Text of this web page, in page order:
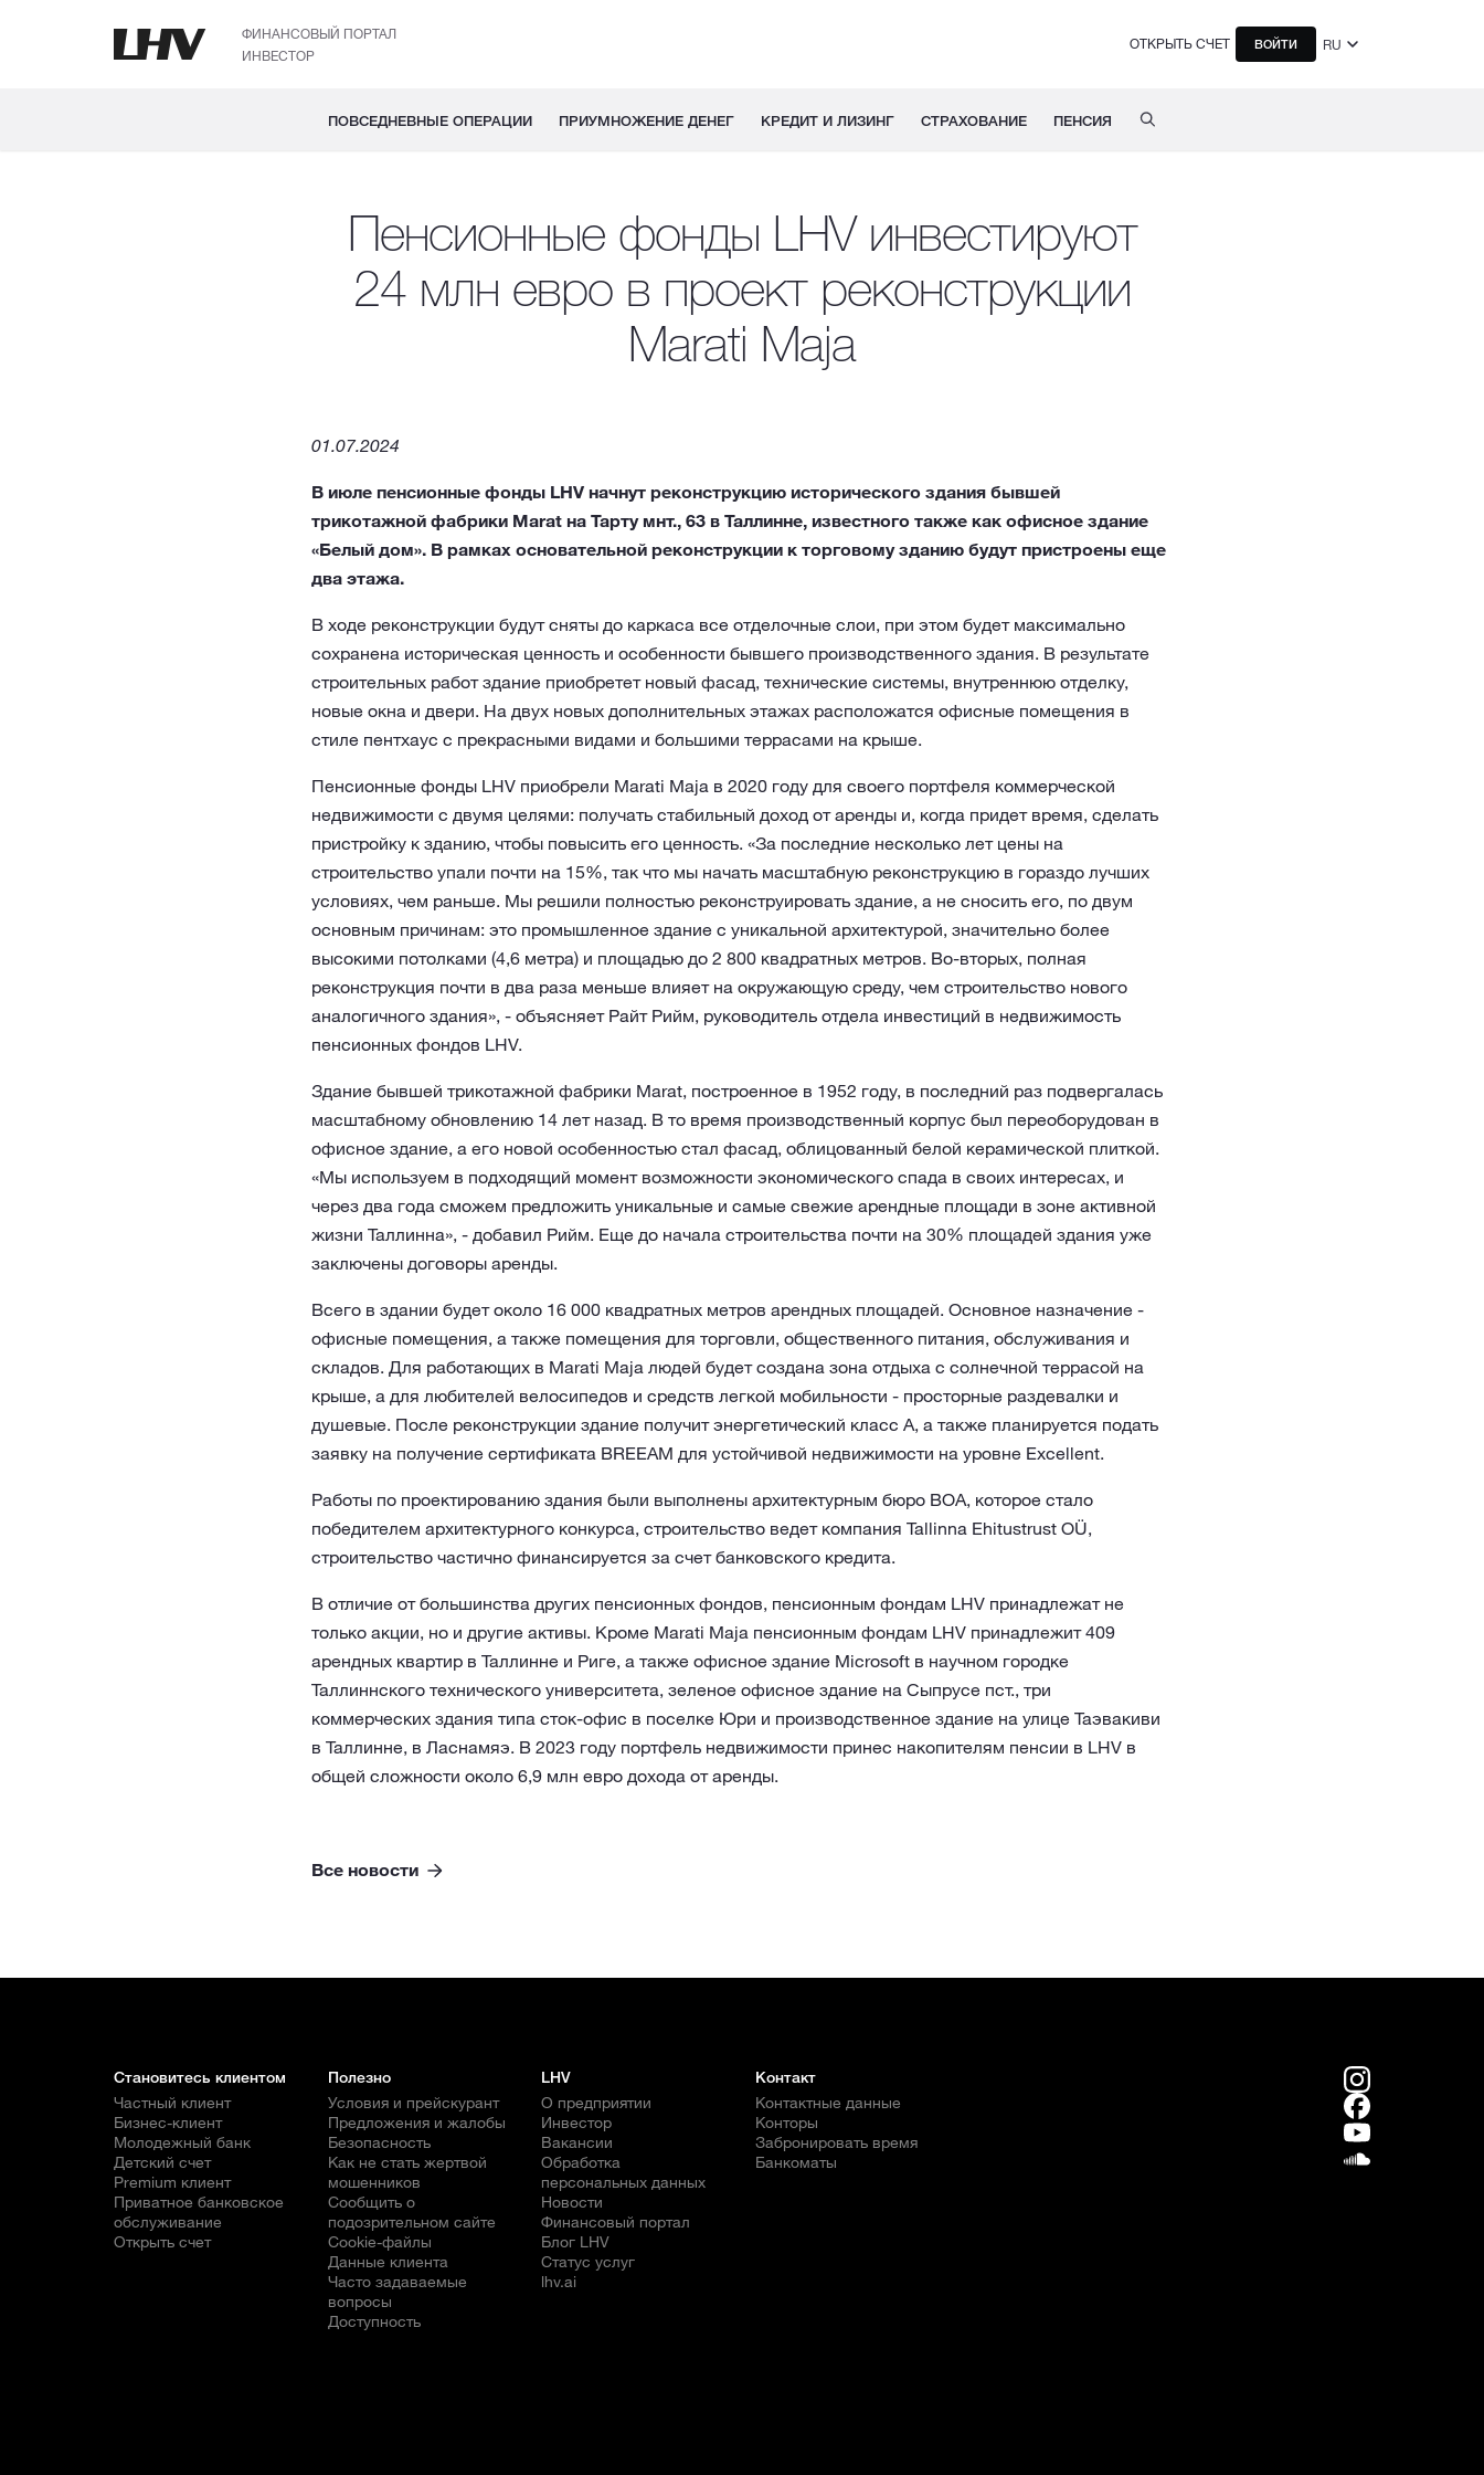
ФИНАНСОВЫЙ ПОРТАЛ
ИНВЕСТОР
ОТКРЫТЬ СЧЕТ ВОЙТИ RU
ПОВСЕДНЕВНЫЕ ОПЕРАЦИИ ПРИУМНОЖЕНИЕ ДЕНЕГ КРЕДИТ И ЛИЗИНГ СТРАХОВАНИЕ ПЕНСИЯ
Пенсионные фонды LHV инвестируют
24 млн евро в проект реконструкции
Marati Maja
01.07.2024
В июле пенсионные фонды LHV начнут реконструкцию исторического здания бывшей
трикотажной фабрики Marat на Тарту мнт., 63 в Таллинне, известного также как офисное здание
«Белый дом». В рамках основательной реконструкции к торговому зданию будут пристроены еще
два этажа.
В ходе реконструкции будут сняты до каркаса все отделочные слои, при этом будет максимально
сохранена историческая ценность и особенности бывшего производственного здания. В результате
строительных работ здание приобретет новый фасад, технические системы, внутреннюю отделку,
новые окна и двери. На двух новых дополнительных этажах расположатся офисные помещения в
стиле пентхаус с прекрасными видами и большими террасами на крыше.
Пенсионные фонды LHV приобрели Marati Maja в 2020 году для своего портфеля коммерческой
недвижимости с двумя целями: получать стабильный доход от аренды и, когда придет время, сделать
пристройку к зданию, чтобы повысить его ценность. «За последние несколько лет цены на
строительство упали почти на 15%, так что мы начать масштабную реконструкцию в гораздо лучших
условиях, чем раньше. Мы решили полностью реконструировать здание, а не сносить его, по двум
основным причинам: это промышленное здание с уникальной архитектурой, значительно более
высокими потолками (4,6 метра) и площадью до 2 800 квадратных метров. Во-вторых, полная
реконструкция почти в два раза меньше влияет на окружающую среду, чем строительство нового
аналогичного здания», - объясняет Райт Рийм, руководитель отдела инвестиций в недвижимость
пенсионных фондов LHV.
Здание бывшей трикотажной фабрики Marat, построенное в 1952 году, в последний раз подвергалась
масштабному обновлению 14 лет назад. В то время производственный корпус был переоборудован в
офисное здание, а его новой особенностью стал фасад, облицованный белой керамической плиткой.
«Мы используем в подходящий момент возможности экономического спада в своих интересах, и
через два года сможем предложить уникальные и самые свежие арендные площади в зоне активной
жизни Таллинна», - добавил Рийм. Еще до начала строительства почти на 30% площадей здания уже
заключены договоры аренды.
Всего в здании будет около 16 000 квадратных метров арендных площадей. Основное назначение -
офисные помещения, а также помещения для торговли, общественного питания, обслуживания и
складов. Для работающих в Marati Maja людей будет создана зона отдыха с солнечной террасой на
крыше, а для любителей велосипедов и средств легкой мобильности - просторные раздевалки и
душевые. После реконструкции здание получит энергетический класс А, а также планируется подать
заявку на получение сертификата BREEAM для устойчивой недвижимости на уровне Excellent.
Работы по проектированию здания были выполнены архитектурным бюро BOA, которое стало
победителем архитектурного конкурса, строительство ведет компания Tallinna Ehitustrust OÜ,
строительство частично финансируется за счет банковского кредита.
В отличие от большинства других пенсионных фондов, пенсионным фондам LHV принадлежат не
только акции, но и другие активы. Кроме Marati Maja пенсионным фондам LHV принадлежит 409
арендных квартир в Таллинне и Риге, а также офисное здание Microsoft в научном городке
Таллиннского технического университета, зеленое офисное здание на Сыпрусе пст., три
коммерческих здания типа сток-офис в поселке Юри и производственное здание на улице Таэвакиви
в Таллинне, в Ласнамяэ. В 2023 году портфель недвижимости принес накопителям пенсии в LHV в
общей сложности около 6,9 млн евро дохода от аренды.
Все новости
Становитесь клиентом
Частный клиент
Бизнес-клиент
Молодежный банк
Детский счет
Premium клиент
Приватное банковское
обслуживание
Открыть счет
Полезно
Условия и прейскурант
Предложения и жалобы
Безопасность
Как не стать жертвой
мошенников
Сообщить о
подозрительном сайте
Cookie-файлы
Данные клиента
Часто задаваемые
вопросы
Доступность
LHV
О предприятии
Инвестор
Вакансии
Обработка
персональных данных
Новости
Финансовый портал
Блог LHV
Статус услуг
lhv.ai
Контакт
Контактные данные
Конторы
Забронировать время
Банкоматы